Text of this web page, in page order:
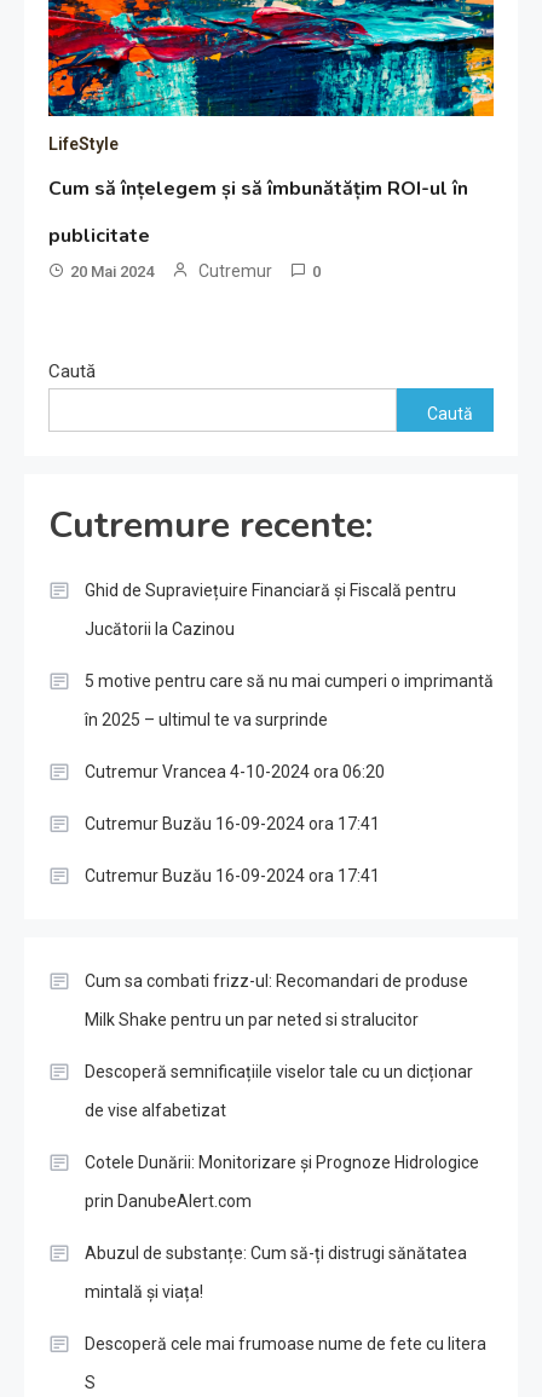
LifeStyle
Cum să înțelegem și să îmbunătățim ROI-ul în
publicitate
20 Mai 2024 Cutremur 0
Caută
Caută
Cutremure recente:
Ghid de Supraviețuire Financiară și Fiscală pentru
Jucătorii la Cazinou
5 motive pentru care să nu mai cumperi o imprimantă
în 2025 – ultimul te va surprinde
Cutremur Vrancea 4-10-2024 ora 06:20
Cutremur Buzău 16-09-2024 ora 17:41
Cutremur Buzău 16-09-2024 ora 17:41
Cum sa combati frizz-ul: Recomandari de produse
Milk Shake pentru un par neted si stralucitor
Descoperă semnificațiile viselor tale cu un dicționar
de vise alfabetizat
Cotele Dunării: Monitorizare și Prognoze Hidrologice
prin DanubeAlert.com
Abuzul de substanțe: Cum să-ți distrugi sănătatea
mintală și viața!
Descoperă cele mai frumoase nume de fete cu litera
S